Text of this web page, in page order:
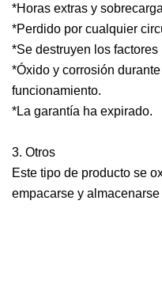
*Horas extras y
*Perdido por cualquier
*Se destruyen los factores
*Óxido y corrosión
funcionamiento.
*La garantía ha expirado.
3. Otros
Este tipo de producto se
empacarse y